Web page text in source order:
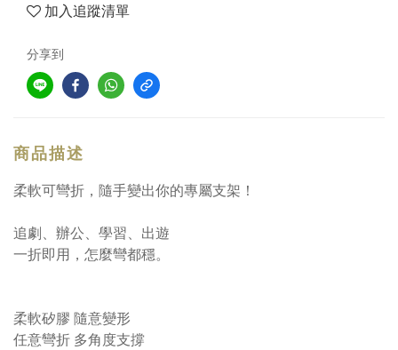
加入追蹤清單
分享到
商品描述
柔軟可彎折，隨手變出你的專屬支架！
追劇、辦公、學習、出遊
一折即用，怎麼彎都穩。
柔軟矽膠 隨意變形
任意彎折 多角度支撐